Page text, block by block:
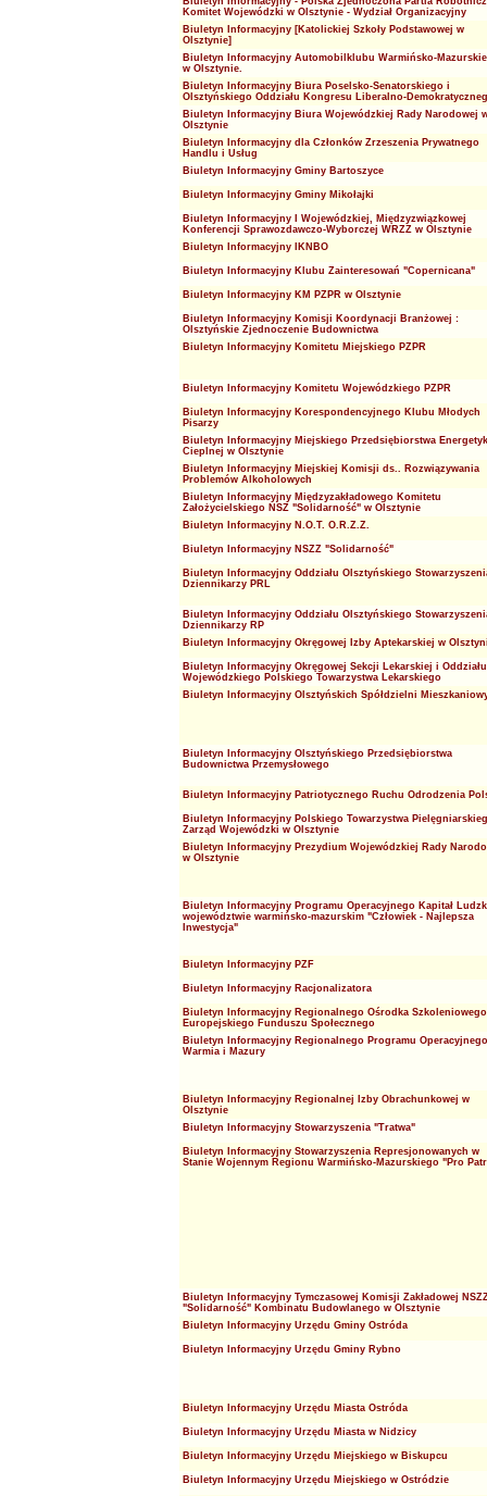
Komitet Wojewódzki w Olsztynie - Wydział Organizacyjny
Biuletyn Informacyjny [Katolickiej Szkoły Podstawowej w
Olsztynie]
Biuletyn Informacyjny Automobilklubu Warmińsko-
w Olsztynie.
Biuletyn Informacyjny Biura Poselsko-Senatorskiego i
Olsztyńskiego Oddziału Kongresu Liberalno-
Biuletyn Informacyjny Biura Wojewódzkiej Rady Narodowej
Olsztynie
Biuletyn Informacyjny dla Członków Zrzeszenia Prywatnego
Handlu i Usług
Biuletyn Informacyjny Gminy Bartoszyce
Biuletyn Informacyjny Gminy Mikołajki
Biuletyn Informacyjny I Wojewódzkiej, Międzyzwiązkowej
Konferencji Sprawozdawczo-Wyborczej WRZZ w Olsztynie
Biuletyn Informacyjny IKNBO
Biuletyn Informacyjny Klubu Zainteresowań "Copernicana"
Biuletyn Informacyjny KM PZPR w Olsztynie
Biuletyn Informacyjny Komisji Koordynacji Branżowej :
Olsztyńskie Zjednoczenie Budownictwa
Biuletyn Informacyjny Komitetu Miejskiego PZPR
Biuletyn Informacyjny Komitetu Wojewódzkiego PZPR
Biuletyn Informacyjny Korespondencyjnego Klubu Młodych
Pisarzy
Biuletyn Informacyjny Miejskiego Przedsiębiorstwa
Cieplnej w Olsztynie
Biuletyn Informacyjny Miejskiej Komisji ds.. Rozwiązywania
Problemów Alkoholowych
Biuletyn Informacyjny Międzyzakładowego Komitetu
Założycielskiego NSZ "Solidarność" w Olsztynie
Biuletyn Informacyjny N.O.T. O.R.Z.Z.
Biuletyn Informacyjny NSZZ "Solidarność"
Biuletyn Informacyjny Oddziału Olsztyńskiego
Dziennikarzy PRL
Biuletyn Informacyjny Oddziału Olsztyńskiego
Dziennikarzy RP
Biuletyn Informacyjny Okręgowej Izby Aptekarskiej w
Biuletyn Informacyjny Okręgowej Sekcji Lekarskiej i Oddziału
Wojewódzkiego Polskiego Towarzystwa Lekarskiego
Biuletyn Informacyjny Olsztyńskich Spółdzielni
Biuletyn Informacyjny Olsztyńskiego Przedsiębiorstwa
Budownictwa Przemysłowego
Biuletyn Informacyjny Patriotycznego Ruchu Odrodzenia
Biuletyn Informacyjny Polskiego Towarzystwa
Zarząd Wojewódzki w Olsztynie
Biuletyn Informacyjny Prezydium Wojewódzkiej Rady
w Olsztynie
Biuletyn Informacyjny Programu Operacyjnego Kapitał
województwie warmińsko-mazurskim "Człowiek - Najlepsza
Inwestycja"
Biuletyn Informacyjny PZF
Biuletyn Informacyjny Racjonalizatora
Biuletyn Informacyjny Regionalnego Ośrodka Szkoleniowego
Europejskiego Funduszu Społecznego
Biuletyn Informacyjny Regionalnego Programu Operacyjnego
Warmia i Mazury
Biuletyn Informacyjny Regionalnej Izby Obrachunkowej w
Olsztynie
Biuletyn Informacyjny Stowarzyszenia "Tratwa"
Biuletyn Informacyjny Stowarzyszenia Represjonowanych w
Stanie Wojennym Regionu Warmińsko-Mazurskiego "Pro
Biuletyn Informacyjny Tymczasowej Komisji Zakładowej
"Solidarność" Kombinatu Budowlanego w Olsztynie
Biuletyn Informacyjny Urzędu Gminy Ostróda
Biuletyn Informacyjny Urzędu Gminy Rybno
Biuletyn Informacyjny Urzędu Miasta Ostróda
Biuletyn Informacyjny Urzędu Miasta w Nidzicy
Biuletyn Informacyjny Urzędu Miejskiego w Biskupcu
Biuletyn Informacyjny Urzędu Miejskiego w Ostródzie